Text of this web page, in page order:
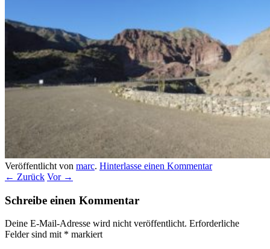
Veröffentlicht von marc. Hinterlasse einen Kommentar
← Zurück Vor →
Schreibe einen Kommentar
Deine E-Mail-Adresse wird nicht veröffentlicht. Erforderliche
Felder sind mit * markiert